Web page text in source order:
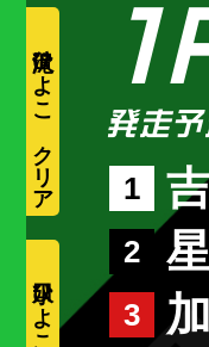
発走
1
2
3
水口ひよこ
滝沢ひよこ